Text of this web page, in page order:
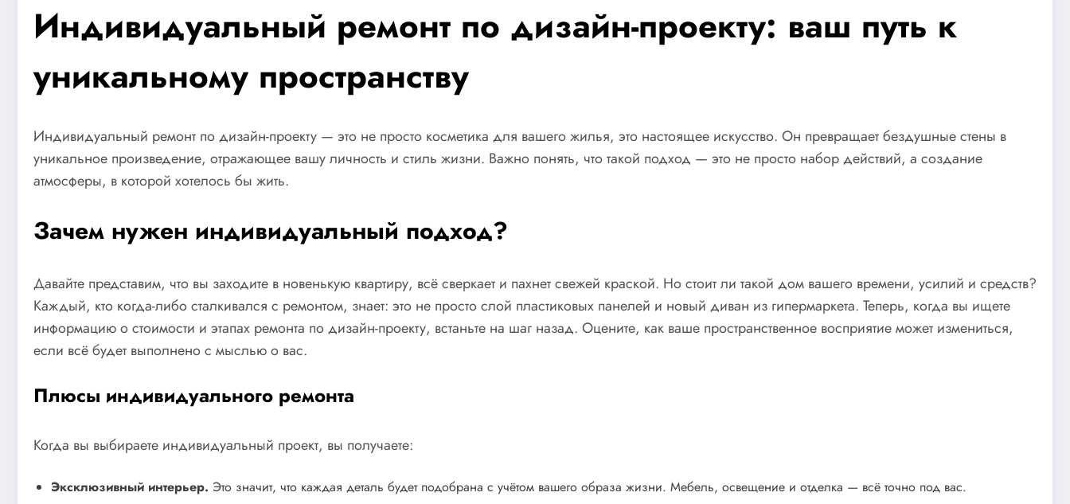
Индивидуальный ремонт по дизайн-проекту: ваш путь к
уникальному пространству
Индивидуальный ремонт по дизайн-проекту — это не просто косметика для вашего жилья, это настоящее искусство. Он превращает бездушные стены в
уникальное произведение, отражающее вашу личность и стиль жизни. Важно понять, что такой подход — это не просто набор действий, а создание
атмосферы, в которой хотелось бы жить.
Зачем нужен индивидуальный подход?
Давайте представим, что вы заходите в новенькую квартиру, всё сверкает и пахнет свежей краской. Но стоит ли такой дом вашего времени, усилий и средств?
Каждый, кто когда-либо сталкивался с ремонтом, знает: это не просто слой пластиковых панелей и новый диван из гипермаркета. Теперь, когда вы ищете
информацию о стоимости и этапах ремонта по дизайн-проекту, встаньте на шаг назад. Оцените, как ваше пространственное восприятие может измениться,
если всё будет выполнено с мыслью о вас.
Плюсы индивидуального ремонта
Когда вы выбираете индивидуальный проект, вы получаете:
Эксклюзивный интерьер. Это значит, что каждая деталь будет подобрана с учётом вашего образа жизни. Мебель, освещение и отделка — всё точно под вас.